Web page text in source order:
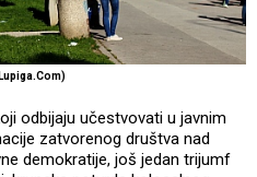
odbijaju učestvovati u javnim
zatvorenog društva nad
demokratije, još jedan trijumf